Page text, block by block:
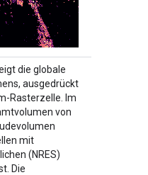
die globale
ausgedrückt
Rasterzelle. Im
von
mit
(NRES)
Die